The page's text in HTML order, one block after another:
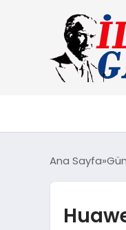
Ana Sayfa